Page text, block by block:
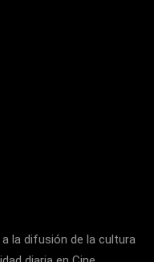
la difusión de la cultura